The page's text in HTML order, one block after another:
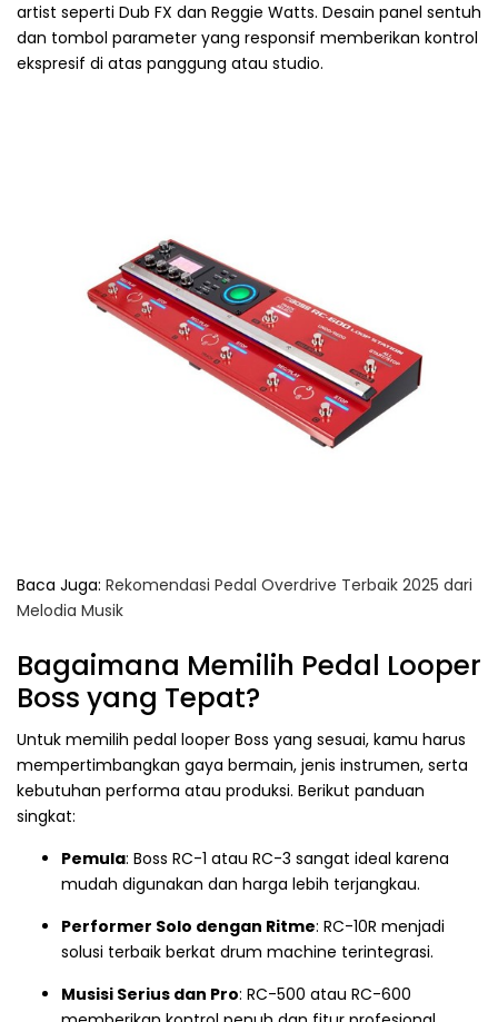
artist seperti Dub FX dan Reggie Watts. Desain panel sentuh
dan tombol parameter yang responsif memberikan kontrol
ekspresif di atas panggung atau studio.
Baca Juga: Rekomendasi Pedal Overdrive Terbaik 2025 dari
Melodia Musik
Bagaimana Memilih Pedal Looper
Boss yang Tepat?
Untuk memilih pedal looper Boss yang sesuai, kamu harus
mempertimbangkan gaya bermain, jenis instrumen, serta
kebutuhan performa atau produksi. Berikut panduan
singkat:
Pemula: Boss RC-1 atau RC-3 sangat ideal karena
mudah digunakan dan harga lebih terjangkau.
Performer Solo dengan Ritme: RC-10R menjadi
solusi terbaik berkat drum machine terintegrasi.
Musisi Serius dan Pro: RC-500 atau RC-600